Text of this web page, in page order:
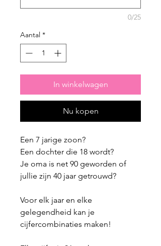
0/25
Aantal *
In winkelwagen
Nu kopen
Een 7 jarige zoon?
Een dochter die 18 wordt?
Je oma is net 90 geworden of
jullie zijn 40 jaar getrouwd?
Voor elk jaar en elke
gelegendheid kan je
cijfercombinaties maken!